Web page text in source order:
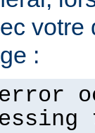
votre
: